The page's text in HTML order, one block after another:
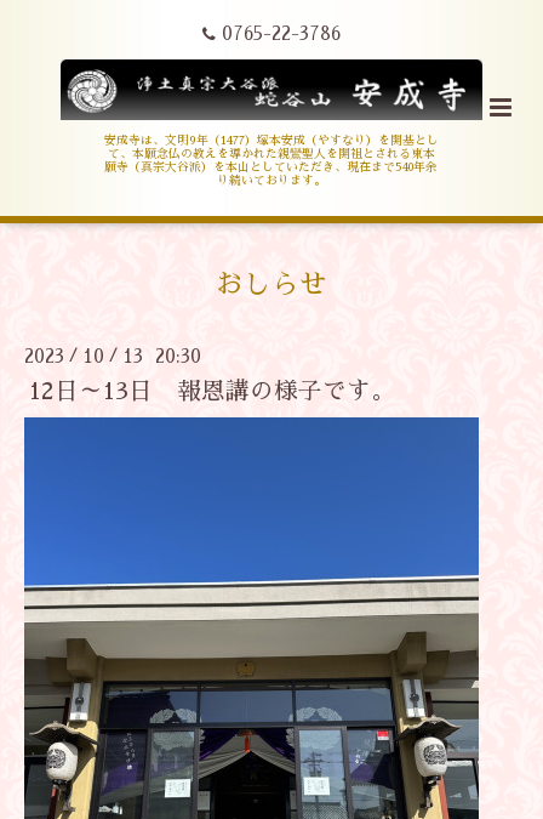
0765-22-3786
安成寺は、文明9年（1477）塚本安成（やすなり）を開基とし
て、本願念仏の教えを導かれた親鸞聖人を開祖とされる東本
願寺（真宗大谷派）を本山としていただき、現在まで540年余
り続いております。
おしらせ
2023 / 10 / 13 20:30
12日～13日 報恩講の様子です。